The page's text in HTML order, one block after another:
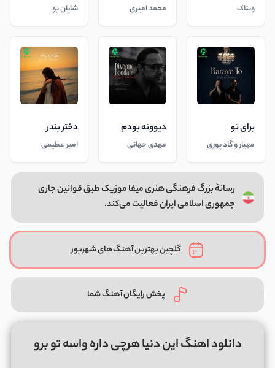
ویناک محمد امیری شایان یو
برای تو
مهیار و گاد پوری
دیوونه بودم
مهدی جهانی
دختر بندر
امیر عظیمی
رسانهٔ بزرگ فرهنگی هنری میفا موزیک طبق قوانین جاری
جمهوری اسلامی ایران فعالیت می‌کند.
گلچین بهترین آهنگ‌های شهریور
پخش رایگان آهنگ شما
دانلود اهنگ این دنیا هرچی داره واسه تو برو